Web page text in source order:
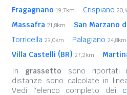
Fragagnano 19,7km Crispiano
Massafra 21,8km San Marzano
Torricella 23,0km Palagiano 24,8km
Villa Castelli (BR) 27,2km
In grassetto sono riportati
distanze sono calcolate in
Vedi l'elenco completo dei